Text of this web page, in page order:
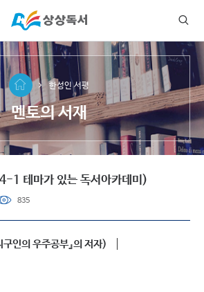
한성인 서평
멘토의 서재
1 테마가 있는 독서아카데미)
835
인의 우주공부』의 저자)